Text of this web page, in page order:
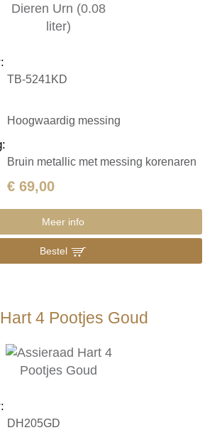
:
TB-5241KD
Hoogwaardig messing
:
Bruin metallic met messing korenaren
€ 69,00
Meer info
Bestel
4 Pootjes Goud
:
DH205GD